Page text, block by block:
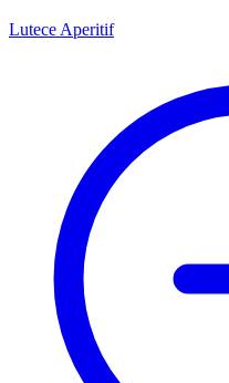
Lutece Aperitif